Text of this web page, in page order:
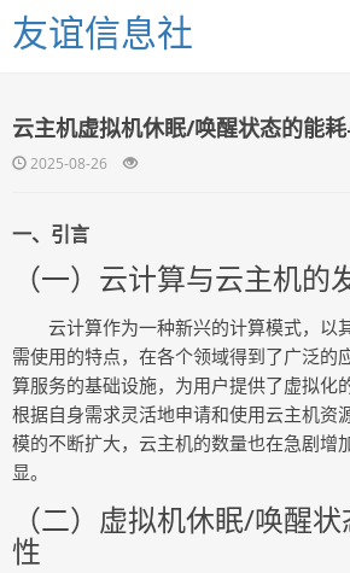
友谊信息社
云主机虚拟机休眠/唤醒状态的能
2025-08-26
一、引言
（一）云计算与云主机的
云计算作为一种新兴的计算模式，以
需使用的特点，在各个领域得到了广泛的
算服务的基础设施，为用户提供了虚拟化
根据自身需求灵活地申请和使用云主机资
模的不断扩大，云主机的数量也在急剧增
显。
（二）虚拟机休眠/唤醒
性